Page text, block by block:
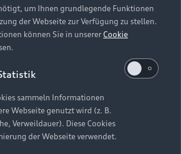
Hinweisgebersystem
Cookie-Einstellungen
Barrierefreiheit
Darstellung und Anordnung der
bei allen Abbildungen auf dieser
um Ihnen grundlegende Funktionen
der Webseite zur Verfügung zu stellen.
können Sie in unsererCookie
sammeln Informationen
Webseite genutzt wird (z. B.
Verweildauer). Diese Cookies
der Webseite verwendet.